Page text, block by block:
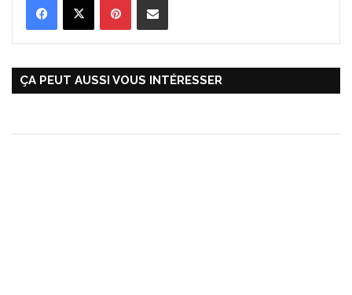
ÇA PEUT AUSSI VOUS INTÉRESSER